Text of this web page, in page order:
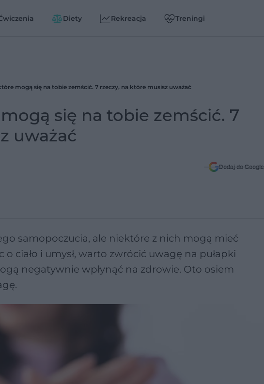
Diety Rekreacja Treningi
mogą się na tobie zemścić. 7 rzeczy, na które musisz uważać
się na tobie zemścić. 7
uważać
Dodaj do Google
samopoczucia, ale niektóre z nich mogą mieć
ciało i umysł, warto zwrócić uwagę na pułapki
negatywnie wpłynąć na zdrowie. Oto osiem